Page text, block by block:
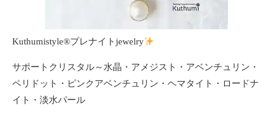
Kuthumistyle®️プレナイトjewelry
サポートクリスタル～水晶・アメジスト・アベンチュリン・
ペリドット・ピンクアベンチュリン・ヘマタイト・ロードナ
イト・淡水パール